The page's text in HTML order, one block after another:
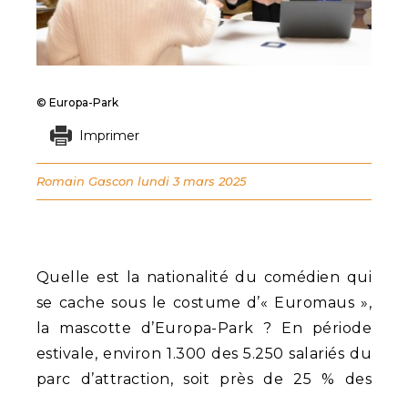
Quelle est la nationalité du comédien qui
se cache sous le costume d’« Euromaus »,
la mascotte d’Europa-Park ? En période
estivale, environ 1.300 des 5.250 salariés du
parc d’attraction, soit près de 25 % des
© Europa-Park
Imprimer
Romain Gascon lundi 3 mars 2025